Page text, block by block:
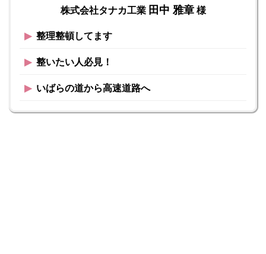
株式会社タナカ工業 田中 雅章様
▶︎ 整理整頓してます
▶︎ 整いたい人必見！
▶︎ いばらの道から高速道路へ